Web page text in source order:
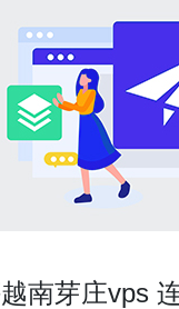
南芽庄vps